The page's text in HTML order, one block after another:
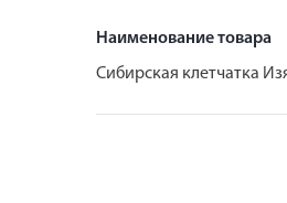
Наименование товара
Сибирская клетчатка